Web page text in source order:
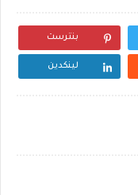
بنترست
لينكدين